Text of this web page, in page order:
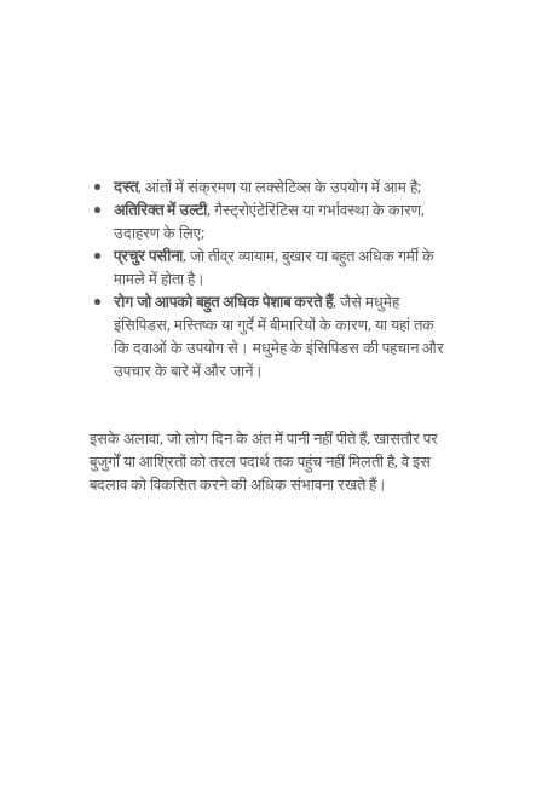
दस्त, आंतों में संक्रमण या लक्सेटिव्स के उपयोग में आम है;
अतिरिक्त में उल्टी, गैस्ट्रोएंटेरिटिस या गर्भावस्था के कारण,
उदाहरण के लिए;
प्रचुर पसीना, जो तीव्र व्यायाम, बुखार या बहुत अधिक गर्मी के
मामले में होता है।
रोग जो आपको बहुत अधिक पेशाब करते हैं, जैसे मधुमेह
इंसिपिडस, मस्तिष्क या गुर्दे में बीमारियों के कारण, या यहां तक ​​
कि दवाओं के उपयोग से। मधुमेह के इंसिपिडस की पहचान और
उपचार के बारे में और जानें।
इसके अलावा, जो लोग दिन के अंत में पानी नहीं पीते हैं, खासतौर पर
बुजुर्गों या आश्रितों को तरल पदार्थ तक पहुंच नहीं मिलती है, वे इस
बदलाव को विकसित करने की अधिक संभावना रखते हैं।